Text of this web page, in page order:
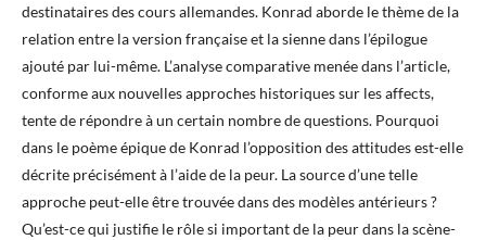
destinataires des cours allemandes. Konrad aborde le thème de la
relation entre la version française et la sienne dans l’épilogue
ajouté par lui-même. L’analyse comparative menée dans l’article,
conforme aux nouvelles approches historiques sur les affects,
tente de répondre à un certain nombre de questions. Pourquoi
dans le poème épique de Konrad l’opposition des attitudes est-elle
décrite précisément à l’aide de la peur. La source d’une telle
approche peut-elle être trouvée dans des modèles antérieurs ?
Qu’est-ce qui justifie le rôle si important de la peur dans la scène-